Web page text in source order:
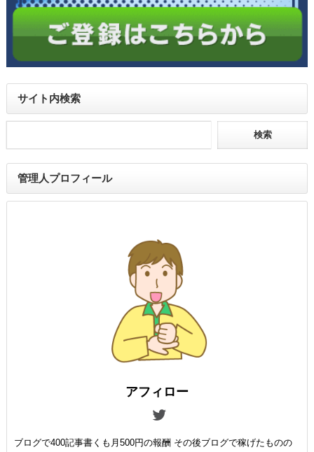
サイト内検索
管理人プロフィール
アフィロー
ブログで400記事書くも月500円の報酬 その後ブログで稼げたものの